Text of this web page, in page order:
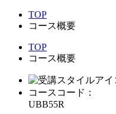
TOP
コース概要
TOP
コース概要
コースコード：
UBB55R